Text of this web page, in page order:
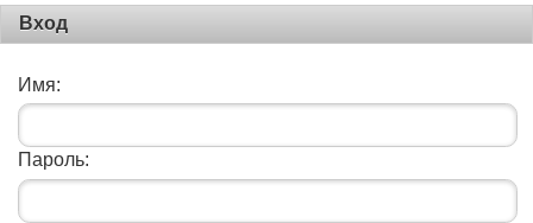
Вход
Имя:
Пароль: